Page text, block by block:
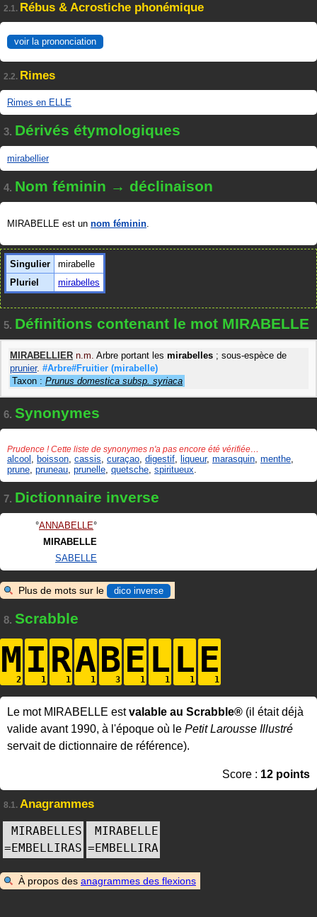
2.1. Rébus & Acrostiche phonémique
voir la prononciation
2.2. Rimes
Rimes en ELLE
3. Dérivés étymologiques
mirabellier
4. Nom féminin → déclinaison
MIRABELLE est un nom féminin.
Singulier
mirabelle
Pluriel
mirabelles
5. Définitions contenant le mot MIRABELLE
MIRABELLIER n.m. Arbre portant les mirabelles ; sous-espèce de
prunier. #Arbre#Fruitier (mirabelle)
Taxon : Prunus domestica subsp. syriaca
6. Synonymes
Prudence ! Cette liste de synonymes n'a pas encore été vérifiée…
alcool boisson cassis curaçao digestif liqueur, marasquin menthe
prune pruneau prunelle quetsche spiritueux
7. Dictionnaire inverse
ANNABELLE
MIRABELLE
SABELLE
Plus de mots sur le dico inverse
8. Scrabble
MI RABE LLE
Le mot MIRABELLE estvalable au Scrabble® (il était déjà
valide avant 1990, à l'époque où le Petit Larousse Illustré
servait de dictionnaire de référence).
Score : 12 points
8.1. Anagrammes
MIRABELLES
=EMBELLIRAS
MIRABELLE
=EMBELLIRA
À propos des anagrammes des flexions